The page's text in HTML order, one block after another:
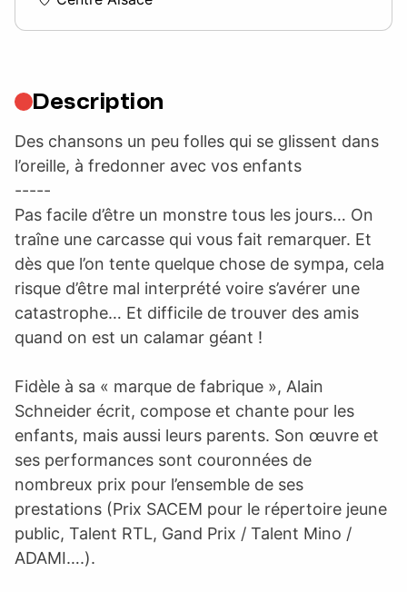
Description
Des chansons un peu folles qui se glissent dans
l’oreille, à fredonner avec vos enfants
-----
Pas facile d’être un monstre tous les jours… On
traîne une carcasse qui vous fait remarquer. Et
dès que l’on tente quelque chose de sympa, cela
risque d’être mal interprété voire s’avérer une
catastrophe… Et difficile de trouver des amis
quand on est un calamar géant !
Fidèle à sa « marque de fabrique », Alain
Schneider écrit, compose et chante pour les
enfants, mais aussi leurs parents. Son œuvre et
ses performances sont couronnées de
nombreux prix pour l’ensemble de ses
prestations (Prix SACEM pour le répertoire jeune
public, Talent RTL, Gand Prix / Talent Mino /
ADAMI….).